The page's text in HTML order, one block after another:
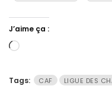
J’aime ça :
Chargement…
Tags: CAF LIGUE DES